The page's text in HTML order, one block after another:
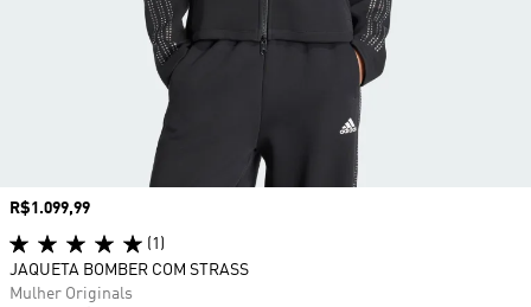
Preço
R$1.099,99
(1)
JAQUETA BOMBER COM STRASS
Mulher Originals